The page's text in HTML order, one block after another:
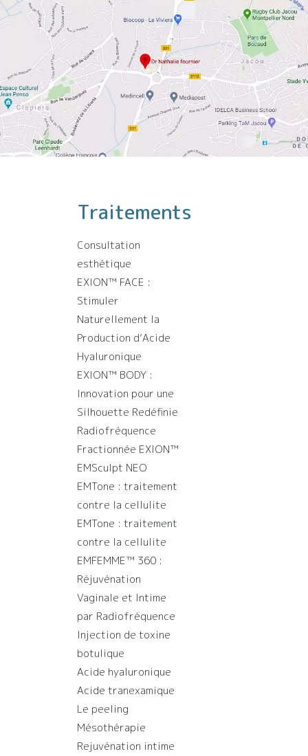
Traitements
Consultation
esthétique
EXION™️ FACE :
Stimuler
Naturellement la
Production d’Acide
Hyaluronique
EXION™️ BODY :
Innovation pour une
Silhouette Redéfinie
Radiofréquence
Fractionnée EXION™️
EMSculpt NEO
EMTone : traitement
contre la cellulite
EMTone : traitement
contre la cellulite
EMFEMME™ 360 :
Réjuvénation
Vaginale et Intime
par Radiofréquence
Injection de toxine
botulique
Acide hyaluronique
Acide tranexamique
Le peeling
Mésothérapie
Rejuvénation intime